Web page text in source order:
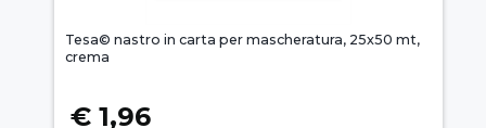
Tesa© nastro in carta per mascheratura, 25x50 mt,
crema
€ 1,96